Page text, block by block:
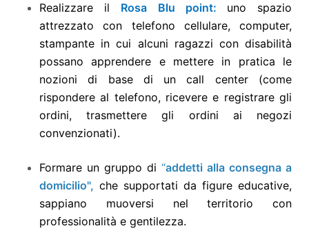
Realizzare il Rosa Blu point: uno spazio
attrezzato con telefono cellulare, computer,
stampante in cui alcuni ragazzi con disabilità
possano apprendere e mettere in pratica le
nozioni di base di un call center (come
rispondere al telefono, ricevere e registrare gli
ordini, trasmettere gli ordini ai negozi
convenzionati).
Formare un gruppo di “addetti alla consegna a
domicilio", che supportati da figure educative,
sappiano muoversi nel territorio con
professionalità e gentilezza.